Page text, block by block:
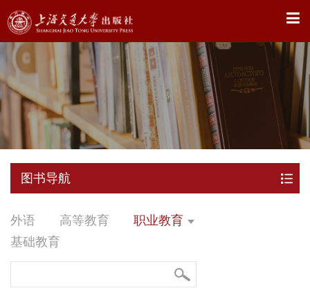
X
图书导航
外语 高等教育
职业教育
基础教育